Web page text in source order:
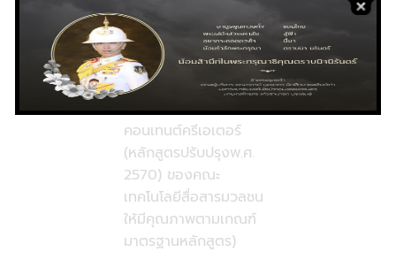
ทั้งนี้ข้อเสนอแนะจาก
ผู้ทรงคุณวุฒิฯ จะนำไป
ปรับปรุงและพัฒนา
หลักสูตรเทคโนโลยี
บัณฑิต สาขาวิชาครีเอทีฟ
คอนเทนต์ครีเอเตอร์
(หลักสูตรปรับปรุงพ.ศ.
2570) ของคณะ
เทคโนโลยีสื่อสารมวลชน
ให้มีคุณภาพตามเกณฑ์
มาตรฐานหลักสูตร)